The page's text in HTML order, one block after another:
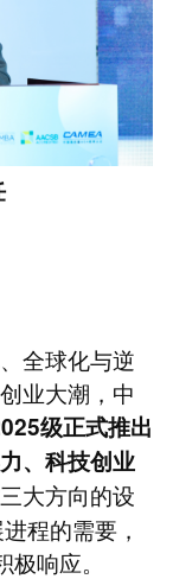
全球化与逆
业大潮，中
级正式推出
、科技创业
大方向的设
程的需要，
响应。